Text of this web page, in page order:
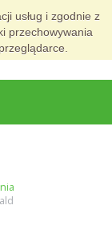
usług i zgodnie z
przechowywania